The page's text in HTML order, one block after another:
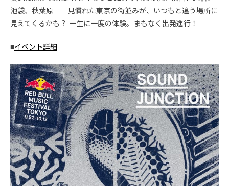
池袋、秋葉原……見慣れた東京の街並みが、いつもと違う場所に
見えてくるかも？ 一生に一度の体験。まもなく出発進行！
■イベント詳細